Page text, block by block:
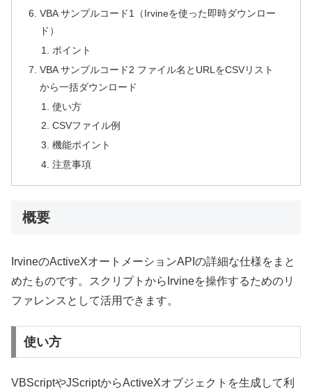
VBA サンプルコード1（Irvineを使った即時ダウンロー
ド）
ポイント
VBA サンプルコード2 ファイル名とURLをCSVリスト
から一括ダウンロード
使い方
CSVファイル例
機能ポイント
注意事項
概要
IrvineのActiveXオートメーションAPIの詳細な仕様をまと
めたものです。スクリプトからIrvineを操作するためのリ
ファレンスとして活用できます。
使い方
VBScriptやJScriptからActiveXオブジェクトを生成して利